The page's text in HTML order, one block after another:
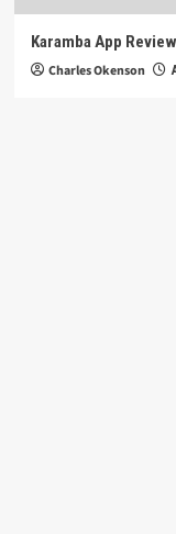
Karamba App
Charles Okenson